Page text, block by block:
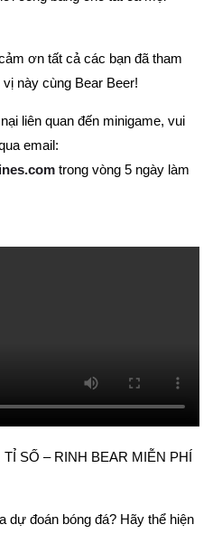
ơn tất cả các bạn đã tham
này cùng Bear Beer!
liên quan đến minigame, vui
email:
trong vòng 5 ngày làm
SỐ – RINH BEAR MIỄN PHÍ
dự đoán bóng đá? Hãy thể hiện